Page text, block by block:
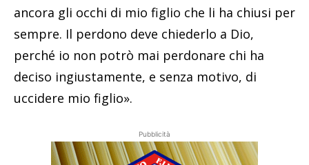
ancora gli occhi di mio figlio che li ha chiusi per
sempre. Il perdono deve chiederlo a Dio,
perché io non potrò mai perdonare chi ha
deciso ingiustamente, e senza motivo, di
uccidere mio figlio».
Pubblicità